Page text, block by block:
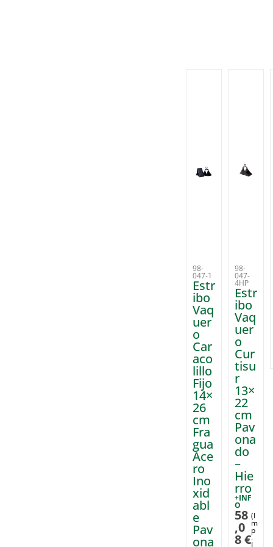
98-
047-1
Estr
ibo
Vaq
uer
o
Car
aco
lillo
Fijo
14×
26
cm
Fra
gua
Ace
ro
Ino
xid
abl
e
Pav
ona
98-
047-
4HP
Estr
ibo
Vaq
uer
o
Cur
tisu
r
13×
22
cm
Pav
ona
do
–
Hie
rro
+INF
O
58
,0
8€
(I
m
p
.
I